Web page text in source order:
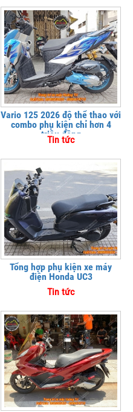
Vario 125 2026 độ thể thao với
combo phụ kiện chỉ hơn 4
triệu đồng
Tin tức
Tổng hợp phụ kiện xe máy
điện Honda UC3
Tin tức